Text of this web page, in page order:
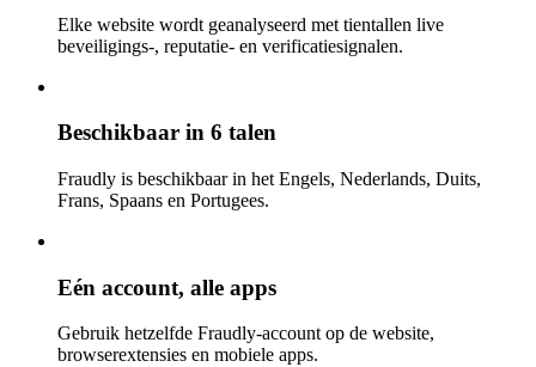
Elke website wordt geanalyseerd met tientallen live
beveiligings-, reputatie- en verificatiesignalen.
Beschikbaar in 6 talen
Fraudly is beschikbaar in het Engels, Nederlands, Duits,
Frans, Spaans en Portugees.
Eén account, alle apps
Gebruik hetzelfde Fraudly-account op de website,
browserextensies en mobiele apps.